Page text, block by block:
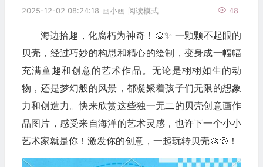
2025-12-02 08:24:18 画小画 48
阅读模式
海边拾趣，化腐朽为神奇！🎨✨ 一颗颗不起眼的
贝壳，经过巧妙的构思和精心的绘制，变身成一幅幅
充满童趣和创意的艺术作品。无论是栩栩如生的动
物，还是梦幻般的风景，都凝聚着孩子们无限的想象
力和创造力。快来欣赏这些独一无二的贝壳创意画作
品图片，感受来自海洋的艺术灵感，也许下一个小小
艺术家就是你！激发你的创意，一起玩转贝壳🎨🐚！